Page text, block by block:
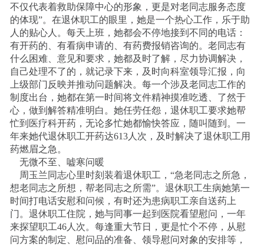
不仅代表着救助保障中心的形象，更是对老同志服务态度
的体现”。在退休职工的眼里，她是一个热心工作，乐于助
人的贴心人。每天上班，她都会不停地接到不同的电话：
有开药的、有看病申请的、有药费报销咨询的。老同志有
什么困难、意见和要求，她都及时了解，尽力协调解决，
自己处理不了的，就记录下来，及时向科室领导汇报，向
上级部门反映并推动问题解决。每一个涉及老同志工作的
制度出台，她都在第一时间将文件精神摸准吃透、了然于
心，做到解答精准明白。她任劳任怨，退休职工要求她帮
忙到医疗科开药，无论多忙她都愉快答应，随叫随到。一
年来她代退休职工开药达613人次，及时解决了退休职工用
药燃眉之急。
无微不至、嘘寒问暖
周玉兰同志心里时刻装着退休职工，“急老同志之所急，
想老同志之所想，帮老同志之所需”。退休职工生病她第一
时间打电话安慰和问候，有时还为患病职工亲自送药上
门。退休职工住院，她与同事一起到医院看望慰问，一年
来探望职工46人次。每逢重大节日，更是忙个不停，从慰
问方案的制定、慰问品的准备、领导慰问对象的安排等，